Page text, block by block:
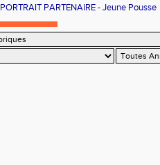
PORTRAIT PARTENAIRE - Jeune Pousse